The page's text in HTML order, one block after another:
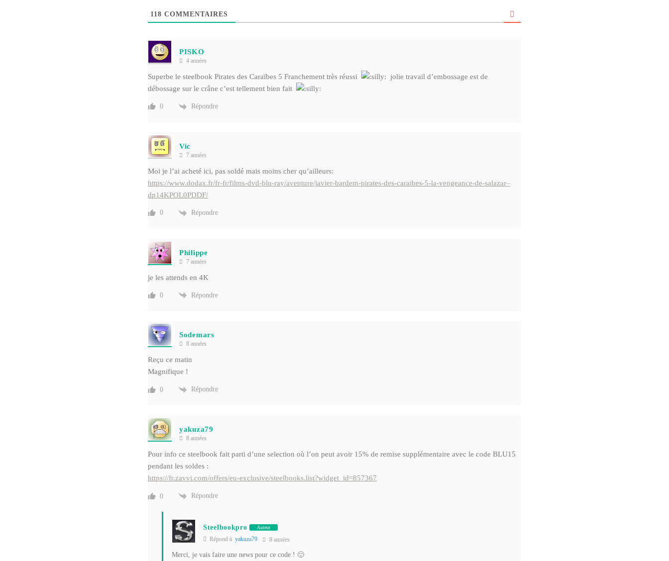
118 COMMENTAIRES
PISKO
4 années
Superbe le steelbook Pirates des Caraïbes 5 Franchement très réussi
jolie travail d’embossage est de
débossage sur le crâne c’est tellement bien fait
0 Répondre
Vic
7 années
Moi je l’ai acheté ici, pas soldé mais moins cher qu’ailleurs:
https://www.dodax.fr/fr-fr/films-dvd-blu-ray/aventure/javier-bardem-pirates-des-caraibes-5-la-vengeance-de-salazar–
dp14KPOL0PDDF/
0 Répondre
Philippe
7 années
je les attends en 4K
0 Répondre
Sodemars
8 années
Reçu ce matin
Magnifique !
0 Répondre
yakuza79
8 années
Pour info ce steelbook fait parti d’une selection où l’on peut avoir 15% de remise supplémentaire avec le code BLU15
pendant les soldes :
https://fr.zavvi.com/offers/eu-exclusive/steelbooks.list?widget_id=857367
0 Répondre
Steelbookpro Auteur
Répond à yakuza79 8 années
Merci, je vais faire une news pour ce code ! 🙂